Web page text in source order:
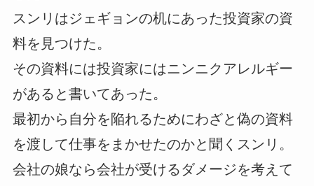
スンリはジェギョンの机にあった投資家の資
料を見つけた。
その資料には投資家にはニンニクアレルギー
があると書いてあった。
最初から自分を陥れるためにわざと偽の資料
を渡して仕事をまかせたのかと聞くスンリ。
会社の娘なら会社が受けるダメージを考えて